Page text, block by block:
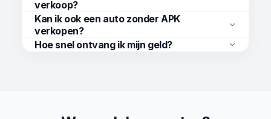
verkoop?
Kan ik ook een auto zonder APK
verkopen?
Hoe snel ontvang ik mijn geld?